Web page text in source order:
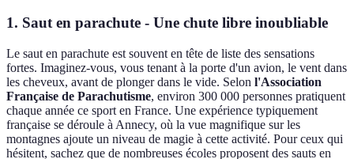
1. Saut en parachute - Une chute libre inoubliable
Le saut en parachute est souvent en tête de liste des sensations
fortes. Imaginez-vous, vous tenant à la porte d'un avion, le vent dans
les cheveux, avant de plonger dans le vide. Selon l'Association
Française de Parachutisme, environ 300 000 personnes pratiquent
chaque année ce sport en France. Une expérience typiquement
française se déroule à Annecy, où la vue magnifique sur les
montagnes ajoute un niveau de magie à cette activité. Pour ceux qui
hésitent, sachez que de nombreuses écoles proposent des sauts en